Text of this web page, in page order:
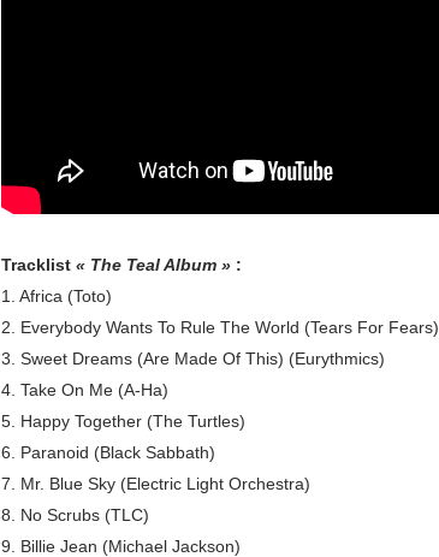
Tracklist « The Teal Album » :
1. Africa (Toto)
2. Everybody Wants To Rule The World (Tears For Fears)
3. Sweet Dreams (Are Made Of This) (Eurythmics)
4. Take On Me (A-Ha)
5. Happy Together (The Turtles)
6. Paranoid (Black Sabbath)
7. Mr. Blue Sky (Electric Light Orchestra)
8. No Scrubs (TLC)
9. Billie Jean (Michael Jackson)